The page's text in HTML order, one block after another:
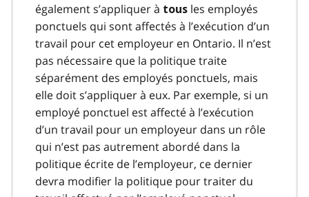
également s’appliquer à tous les employés
ponctuels qui sont affectés à l’exécution d’un
travail pour cet employeur en Ontario. Il n’est
pas nécessaire que la politique traite
séparément des employés ponctuels, mais
elle doit s’appliquer à eux. Par exemple, si un
employé ponctuel est affecté à l’exécution
d’un travail pour un employeur dans un rôle
qui n’est pas autrement abordé dans la
politique écrite de l’employeur, ce dernier
devra modifier la politique pour traiter du